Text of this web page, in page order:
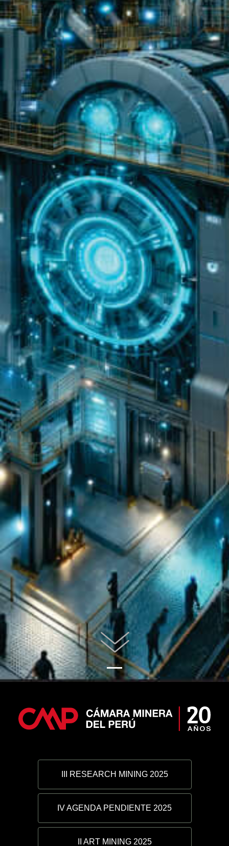
III RESEARCH MINING 2025
IV AGENDA PENDIENTE 2025
II ART MINING 2025